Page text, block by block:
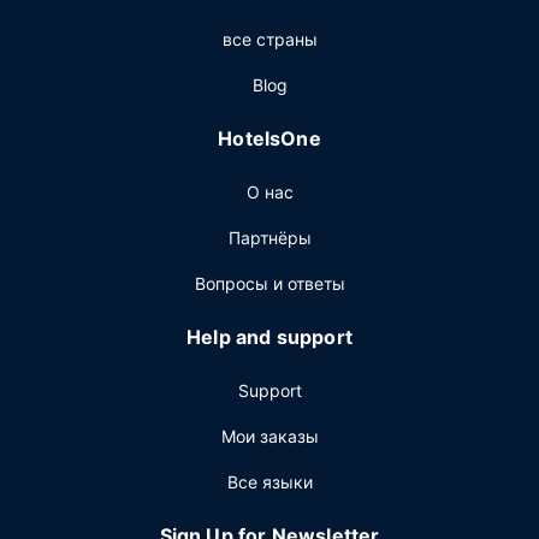
Beach House. В этом ресторане на пляже также есть
За отдельную плату предлагается завтрак (полный): по
Для удобства гостей предоставляется следующее:
круглосуточная работа стойки регистрации, банкомат
или банковские услуги и лифт. Предоставляется
бесплатная парковка сотрудником отеля.
все страны
Blog
HotelsOne
О нас
Партнёры
Вопросы и ответы
Help and support
Support
Мои заказы
Все языки